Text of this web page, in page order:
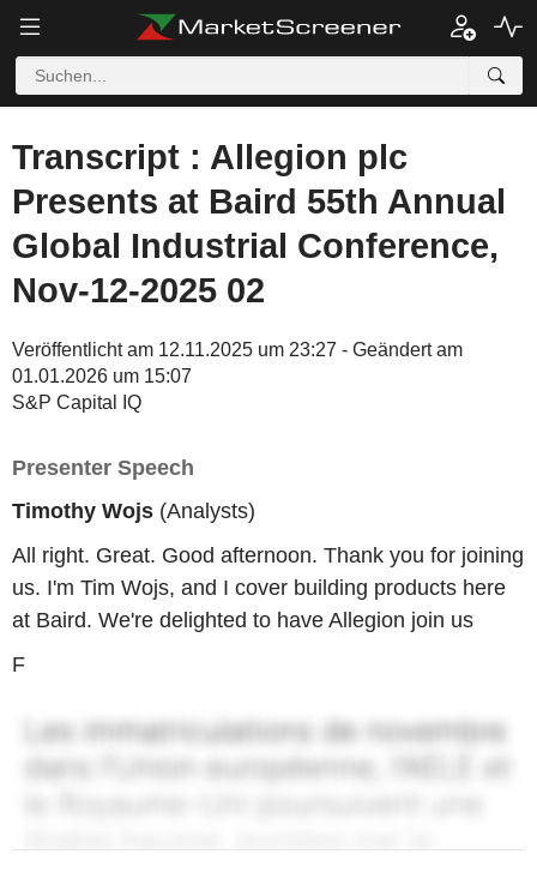
Transcript : Allegion plc
Presents at Baird 55th Annual
Global Industrial Conference,
Nov-12-2025 02
Veröffentlicht am 12.11.2025 um 23:27 - Geändert am
01.01.2026 um 15:07
S&P Capital IQ
Presenter Speech
Timothy Wojs (Analysts)
All right. Great. Good afternoon. Thank you for joining
us. I'm Tim Wojs, and I cover building products here
at Baird. We're delighted to have Allegion join us
F